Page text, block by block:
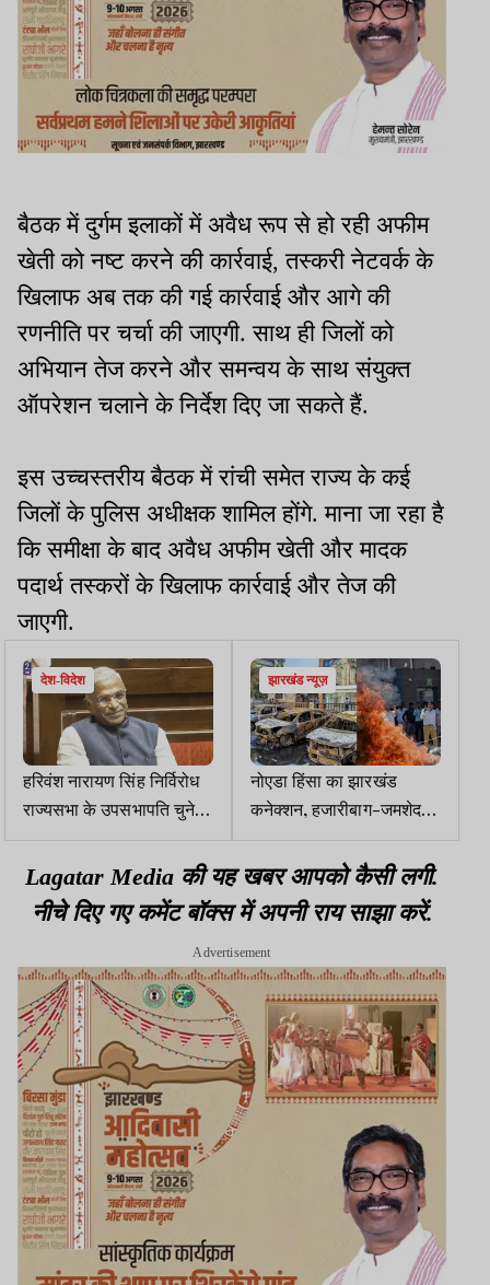
बैठक में दुर्गम इलाकों में अवैध रूप से हो रही अफीम
खेती को नष्ट करने की कार्रवाई, तस्करी नेटवर्क के
खिलाफ अब तक की गई कार्रवाई और आगे की
रणनीति पर चर्चा की जाएगी. साथ ही जिलों को
अभियान तेज करने और समन्वय के साथ संयुक्त
ऑपरेशन चलाने के निर्देश दिए जा सकते हैं.
इस उच्चस्तरीय बैठक में रांची समेत राज्य के कई
जिलों के पुलिस अधीक्षक शामिल होंगे. माना जा रहा है
कि समीक्षा के बाद अवैध अफीम खेती और मादक
पदार्थ तस्करों के खिलाफ कार्रवाई और तेज की
जाएगी.
देश-विदेश
हरिवंश नारायण सिंह निर्विरोध
राज्यसभा के उपसभापति चुने
गये. पीएम मोदी, खरगे ने बधाई
दी
झारखंड न्यूज़
नोएडा हिंसा का झारखंड
कनेक्शन, हजारीबाग-जमशेदपुर
के युवक पाकिस्तानी हैंडलर्स के
संपर्क में!
Lagatar Media की यह खबर आपको कैसी लगी.
नीचे दिए गए कमेंट बॉक्स में अपनी राय साझा करें.
Advertisement